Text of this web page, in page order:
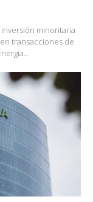
minoritaria
transacciones de